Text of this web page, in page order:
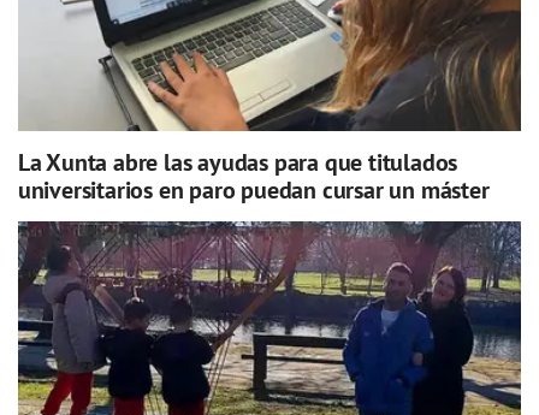
La Xunta abre las ayudas para que titulados
universitarios en paro puedan cursar un máster